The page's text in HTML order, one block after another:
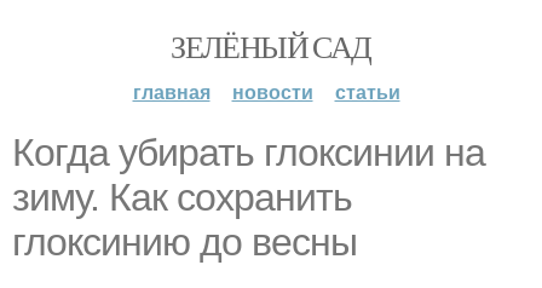
ЗЕЛЁНЫЙ САД
главная новости статьи
Когда убирать глоксинии на
зиму. Как сохранить
глоксинию до весны